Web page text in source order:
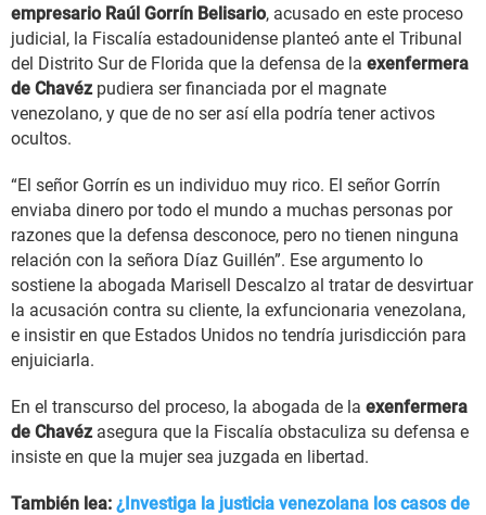
empresario Raúl Gorrín Belisario, acusado en este proceso
judicial, la Fiscalía estadounidense planteó ante el Tribunal
del Distrito Sur de Florida que la defensa de la exenfermera
de Chavézpudiera ser financiada por el magnate
venezolano, y que de no ser así ella podría tener activos
ocultos.
“El señor Gorrín es un individuo muy rico. El señor Gorrín
enviaba dinero por todo el mundo a muchas personas por
razones que la defensa desconoce, pero no tienen ninguna
relación con la señora Díaz Guillén”. Ese argumento lo
sostiene la abogada Marisell Descalzo al tratar de desvirtuar
la acusación contra su cliente, la exfuncionaria venezolana,
e insistir en que Estados Unidos no tendría jurisdicción para
enjuiciarla.
En el transcurso del proceso, la abogada de la exenfermera
de Chavézasegura que la Fiscalía obstaculiza su defensa e
insiste en que la mujer sea juzgada en libertad.
También lea: ¿Investiga la justicia venezolana los casos de